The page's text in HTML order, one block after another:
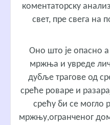
коментаторску
свет, пре свега на
Оно што је опасно а
мржња и увреде
дубље трагове од
среће роваре и
срећу би се могло
мржњу,огранченог